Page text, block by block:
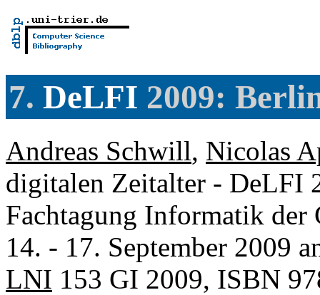
7. DeLFI 2009:
Andreas Schwill, Nicolas
digitalen Zeitalter - DeLFI
Fachtagung Informatik
14. - 17. September 2009
LNI 153 GI 2009, ISBN